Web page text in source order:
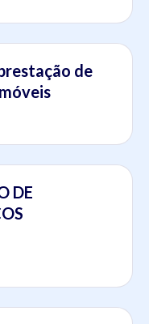
de
DE